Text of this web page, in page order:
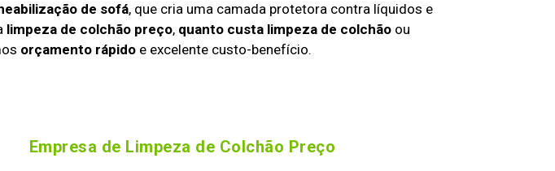
de sofá, que cria uma camada protetora contra líquidos e
limpeza de colchão preço, quanto custa limpeza de colchãoou
orçamento rápido e excelente custo-benefício.
Empresa de Limpeza de Colchão Preço